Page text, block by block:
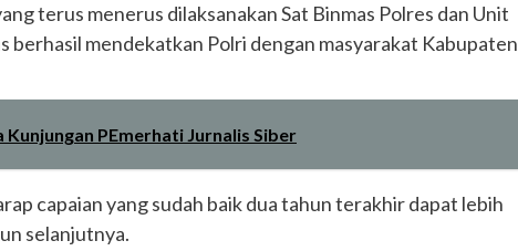
terus menerus dilaksanakan Sat Binmas Polres dan Unit
berhasil mendekatkan Polri dengan masyarakat Kabupaten
Kunjungan PEmerhati Jurnalis Siber
capaian yang sudah baik dua tahun terakhir dapat lebih
selanjutnya.